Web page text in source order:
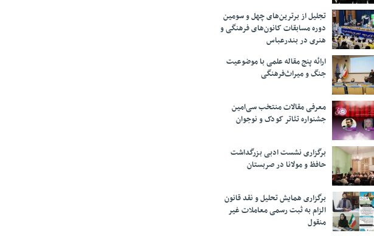
تجلیل از بر‌ترین‌های چهل و سومین
دوره مسابقات کانون‌های فرهنگی و
هنری در بندرعباس
ارائه پنج مقاله علمی با موضوعیت
جنگ و میراث‌فرهنگی
معرفی مقالات منتخب سی‌امین
جشنواره تئاتر کودک و نوجوان
برگزاری نشست ادبی بزرگداشت
حافظ و مولانا در صربستان
برگزاری همایش تحلیل و نقد قانون
الزام به ثبت رسمی معاملات غیر
منقول